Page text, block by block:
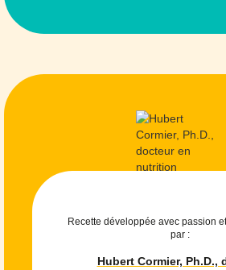
Recette développée avec passion
par :
Hubert Cormier, Ph.D.,